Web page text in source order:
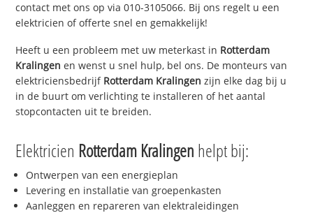
contact met ons op via 010-3105066. Bij ons regelt u een
elektricien of offerte snel en gemakkelijk!
Heeft u een probleem met uw meterkast in Rotterdam
Kralingen en wenst u snel hulp, bel ons. De monteurs van
elektriciensbedrijf Rotterdam Kralingen zijn elke dag bij u
in de buurt om verlichting te installeren of het aantal
stopcontacten uit te breiden.
Elektricien Rotterdam Kralingen helpt bij:
Ontwerpen van een energieplan
Levering en installatie van groepenkasten
Aanleggen en repareren van elektraleidingen